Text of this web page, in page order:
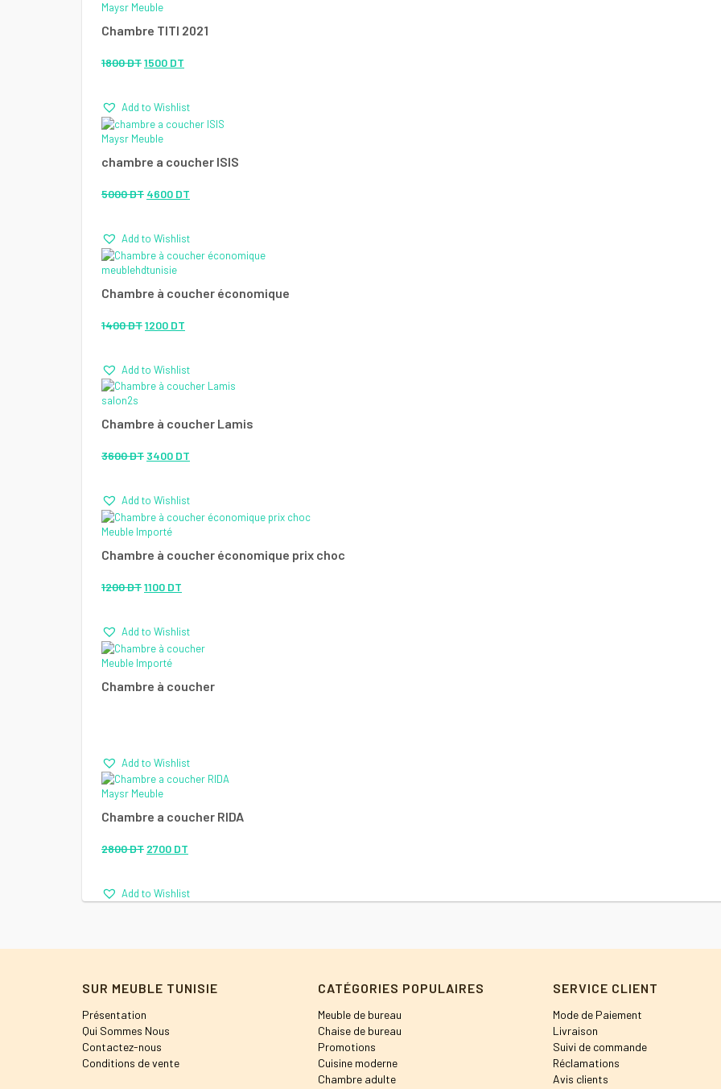
Maysr Meuble
Chambre TITI 2021
1800DTLe
initial
était :
1800 DT.
1500 DT
actuel
1500 DT.
Add to Wishlist
Maysr Meuble
chambre a coucher ISIS
5000DT Le
initial
était :
5000 DT.
4600 DT
actuel
4600 DT.
Add to Wishlist
meublehdtunisie
Chambre à coucher économique
1400DTLe
initial
1400 DT.
1200 DT
actuel
1200 DT.
Add to Wishlist
salon2s
Chambre à coucher Lamis
3600DT Le
initial
était :
3600 DT.
3400 DT
actuel
3400 DT.
Add to Wishlist
Meuble Importé
Chambre à coucher économique prix choc
1200DTLe
initial
était :
1200 DT.
1100 DT
actuel
1100 DT.
Add to Wishlist
Meuble Importé
Chambre à coucher
Add to Wishlist
Maysr Meuble
Chambre a coucher RIDA
2800DT Le
initial
2700 DT
actuel
Add to Wishlist
SUR MEUBLE TUNISIE
Présentation
Qui Sommes Nous
Contactez-nous
Conditions de vente
CATÉGORIES POPULAIRES
Meuble de bureau
Chaise de bureau
Promotions
Cuisine moderne
Chambre adulte
SERVICE CLIENT
Mode de Paiement
Livraison
Suivi de commande
Réclamations
Avis clients